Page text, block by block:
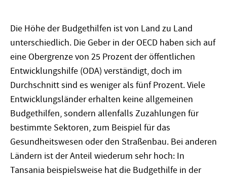
Die Höhe der Budgethilfen ist von Land zu Land
unterschiedlich. Die Geber in der OECD haben sich auf
eine Obergrenze von 25 Prozent der öffentlichen
Entwicklungshilfe (ODA) verständigt, doch im
Durchschnitt sind es weniger als fünf Prozent. Viele
Entwicklungsländer erhalten keine allgemeinen
Budgethilfen, sondern allenfalls Zuzahlungen für
bestimmte Sektoren, zum Beispiel für das
Gesundheitswesen oder den Straßenbau. Bei anderen
Ländern ist der Anteil wiederum sehr hoch: In
Tansania beispielsweise hat die Budgethilfe in der